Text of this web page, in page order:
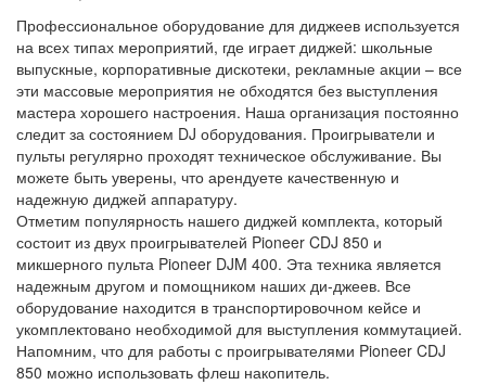
Профессиональное оборудование для диджеев используется
на всех типах мероприятий, где играет диджей: школьные
выпускные, корпоративные дискотеки, рекламные акции – все
эти массовые мероприятия не обходятся без выступления
мастера хорошего настроения. Наша организация постоянно
следит за состоянием DJ оборудования. Проигрыватели и
пульты регулярно проходят техническое обслуживание. Вы
можете быть уверены, что арендуете качественную и
надежную диджей аппаратуру.
Отметим популярность нашего диджей комплекта, который
состоит из двух проигрывателей Pioneer CDJ 850 и
микшерного пульта Pioneer DJM 400. Эта техника является
надежным другом и помощником наших ди-джеев. Все
оборудование находится в транспортировочном кейсе и
укомплектовано необходимой для выступления коммутацией.
Напомним, что для работы с проигрывателями Pioneer CDJ
850 можно использовать флеш накопитель.